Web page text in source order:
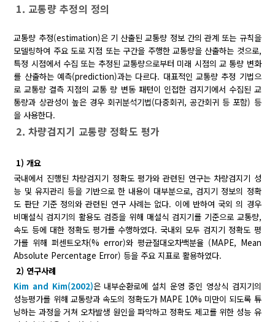
1. 교통량 추정의 정의
교통량 추정(estimation)은 기 산출된 교통량 정보 간의 관계 또는 규칙을
모델링하여 주요 도로 지점 또는 구간을 주행한 교통량을 산출하는 것으로,
특정 시점에서 수집 또는 추정된 교통량으로부터 미래 시점의 교 통량 변화
를 산출하는 예측(prediction)과는 다르다. 대표적인 교통량 추정 기법으
로 교통량 결측 지점의 교통 량 변동 패턴이 인접한 검지기에서 수집된 교
통량과 상관성이 높은 경우 회귀분석기법(다중회귀, 공간회귀 등 포함) 등
을 사용한다.
2. 차량검지기 교통량 정확도 평가
1) 개요
국내에서 진행된 차량검지기 정확도 평가와 관련된 연구는 차량검지기 성
능 및 유지관리 등을 기반으로 한 내용이 대부분으로, 검지기 정보의 정확
도 판단 기준 정의와 관련된 연구 사례는 없다. 이에 반하여 국외 의 경우
비매설식 검지기의 활용도 검증을 위해 매설식 검지기를 기준으로 교통량,
속도 등에 대한 정확도 평가를 수행하였다. 국내외 모두 검지기 정확도 평
가를 위해 퍼센트오차(% error)와 평균절대오차백분율 (MAPE, Mean
Absolute Percentage Error) 등을 주요 지표로 활용하였다.
2) 연구사례
Kim and Kim(2002)은 내부순환로에 설치 운영 중인 영상식 검지기의
성능평가를 위해 교통량과 속도의 정확도가 MAPE 10% 미만이 되도록 튜
닝하는 과정을 거쳐 오차발생 원인을 파악하고 정확도 제고를 위한 성능 유